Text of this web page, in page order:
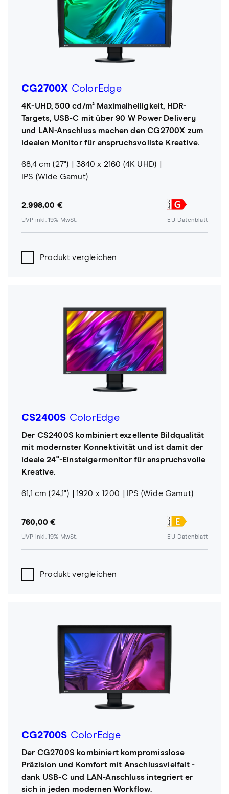
CG2700X ColorEdge
4K-UHD, 500 cd/m² Maximalhelligkeit, HDR-
Targets, USB-C mit über 90 W Power Delivery
und LAN-Anschluss machen den CG2700X zum
idealen Monitor für anspruchsvollste Kreative.
68,4 cm (27")
3840 x 2160 (4K UHD)
IPS (Wide Gamut)
2.998,00 €
UVP inkl. 19% MwSt. EU-Datenblatt
Produkt vergleichen
CS2400S ColorEdge
Der CS2400S kombiniert exzellente Bildqualität
mit modernster Konnektivität und ist damit der
ideale 24"-Einsteigermonitor für anspruchsvolle
Kreative.
61,1 cm (24,1") 1920 x 1200 IPS (Wide Gamut)
760,00 €
UVP inkl. 19% MwSt. EU-Datenblatt
Produkt vergleichen
CG2700S ColorEdge
Der CG2700S kombiniert kompromisslose
Präzision und Komfort mit Anschlussvielfalt -
dank USB-C und LAN-Anschluss integriert er
sich in jeden modernen Workflow.